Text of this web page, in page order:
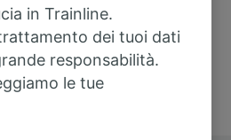
Con Trainline puoi
con oltre 170
dei pullman.
in Trainline.
dei tuoi dati
responsabilità.
le tue